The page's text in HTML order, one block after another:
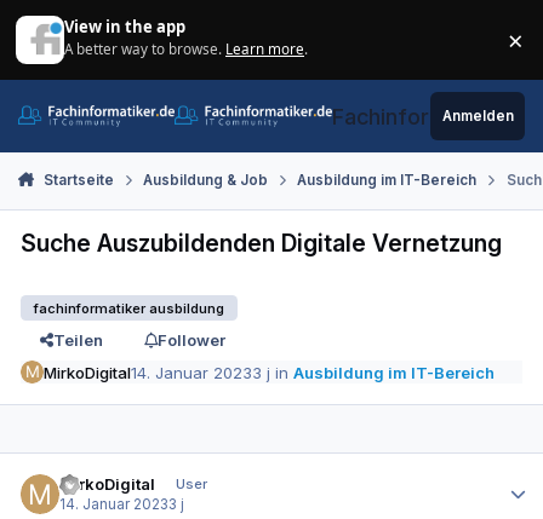
View in the app
A better way to browse. Learn more. ×
Fachinformatiker.de
Anmelden
Startseite Ausbildung & Job Ausbildung im IT-Bereich
Suche Auszubildenden Digitale Vernetzung
fachinformatiker ausbildung
Teilen
Follower
MirkoDigital14. Januar 20233 j inAusbildung im IT-Bereich
MirkoDigital
User
14. Januar 20233 j